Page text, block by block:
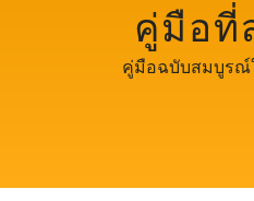
คู่มือที่
เครื่อ
ถั
คู่มือฉบับสมบูรณ์ใ
ซึ่งเป็นผู้นำด้า